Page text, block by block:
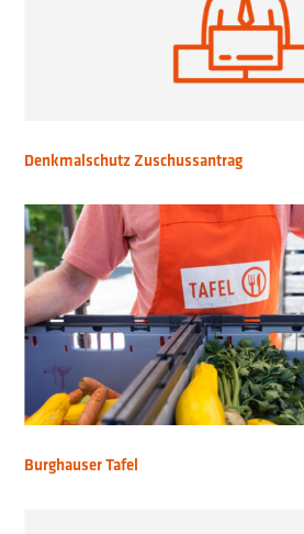
Denkmalschutz Zuschussantrag
Burghauser Tafel